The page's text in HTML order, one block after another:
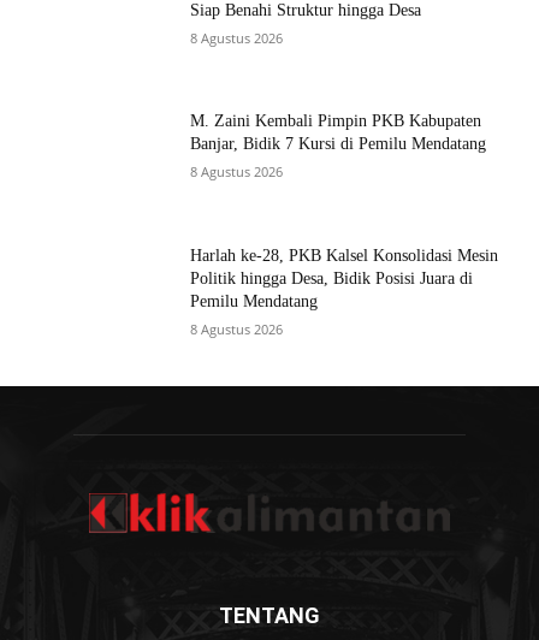
Siap Benahi Struktur hingga Desa
8 Agustus 2026
M. Zaini Kembali Pimpin PKB Kabupaten
Banjar, Bidik 7 Kursi di Pemilu Mendatang
8 Agustus 2026
Harlah ke-28, PKB Kalsel Konsolidasi Mesin
Politik hingga Desa, Bidik Posisi Juara di
Pemilu Mendatang
8 Agustus 2026
TENTANG